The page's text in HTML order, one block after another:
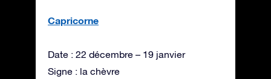
Capricorne
Date : 22 décembre – 19 janvier
Signe : la chèvre